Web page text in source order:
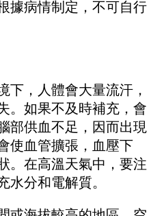
據病情制定，不可自行
，人體會大量流汗，
。如果不及時補充，會
部供血不足，因而出現
使血管擴張，血壓下
。在高溫天氣中，要注
水分和電解質。